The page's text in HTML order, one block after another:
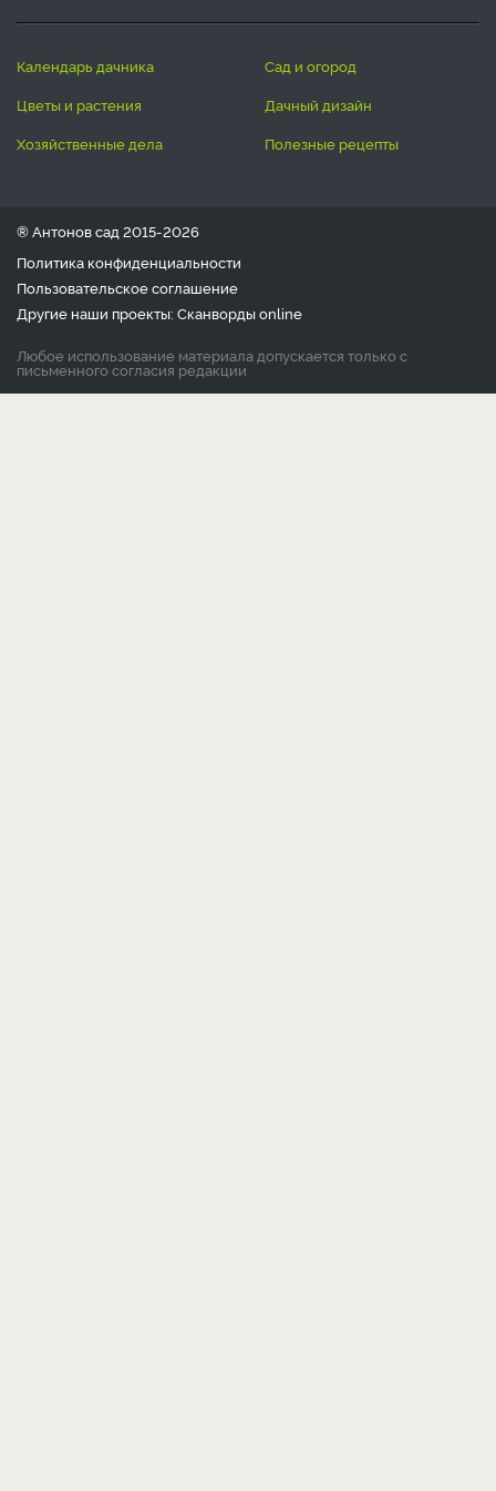
календарь дачника
сад и огород
цветы и растения
дачный дизайн
хозяйственные дела
полезные рецепты
® Антонов сад 2015-2026
Политика конфиденциальности
Пользовательское соглашение
Другие наши проекты: Сканвордыonline
Любое использование материала допускается только с
письменного согласия редакции